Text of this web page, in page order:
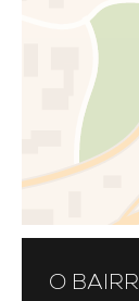
O